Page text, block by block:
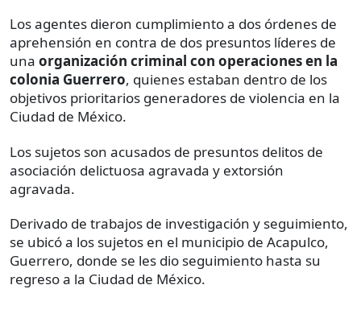
Los agentes dieron cumplimiento a dos órdenes de
aprehensión en contra de dos presuntos líderes de
una organización criminal con operaciones en la
colonia Guerrero, quienes estaban dentro de los
objetivos prioritarios generadores de violencia en la
Ciudad de México.
Los sujetos son acusados de presuntos delitos de
asociación delictuosa agravada y extorsión
agravada.
Derivado de trabajos de investigación y seguimiento,
se ubicó a los sujetos en el municipio de Acapulco,
Guerrero, donde se les dio seguimiento hasta su
regreso a la Ciudad de México.